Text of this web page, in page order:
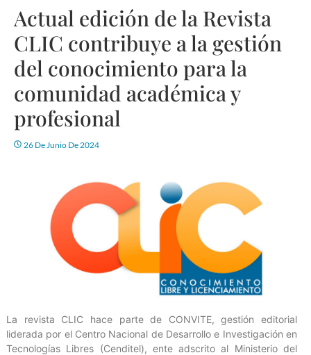
Actual edición de la Revista
CLIC contribuye a la gestión
del conocimiento para la
comunidad académica y
profesional
26 De Junio De 2024
La revista CLIC hace parte de CONVITE, gestión editorial
liderada por el Centro Nacional de Desarrollo e Investigación en
Tecnologías Libres (Cenditel), ente adscrito al Ministerio del